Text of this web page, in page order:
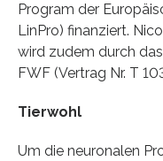
Program der
LinPro) finanziert.
wird zudem durch
FWF (Vertrag Nr. T
Tierwohl
Um die neuronalen